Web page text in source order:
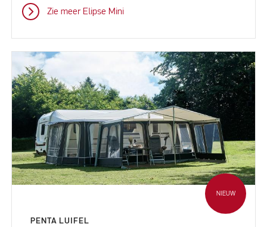
Zie meer Elipse Mini
NIEUW
PENTA LUIFEL